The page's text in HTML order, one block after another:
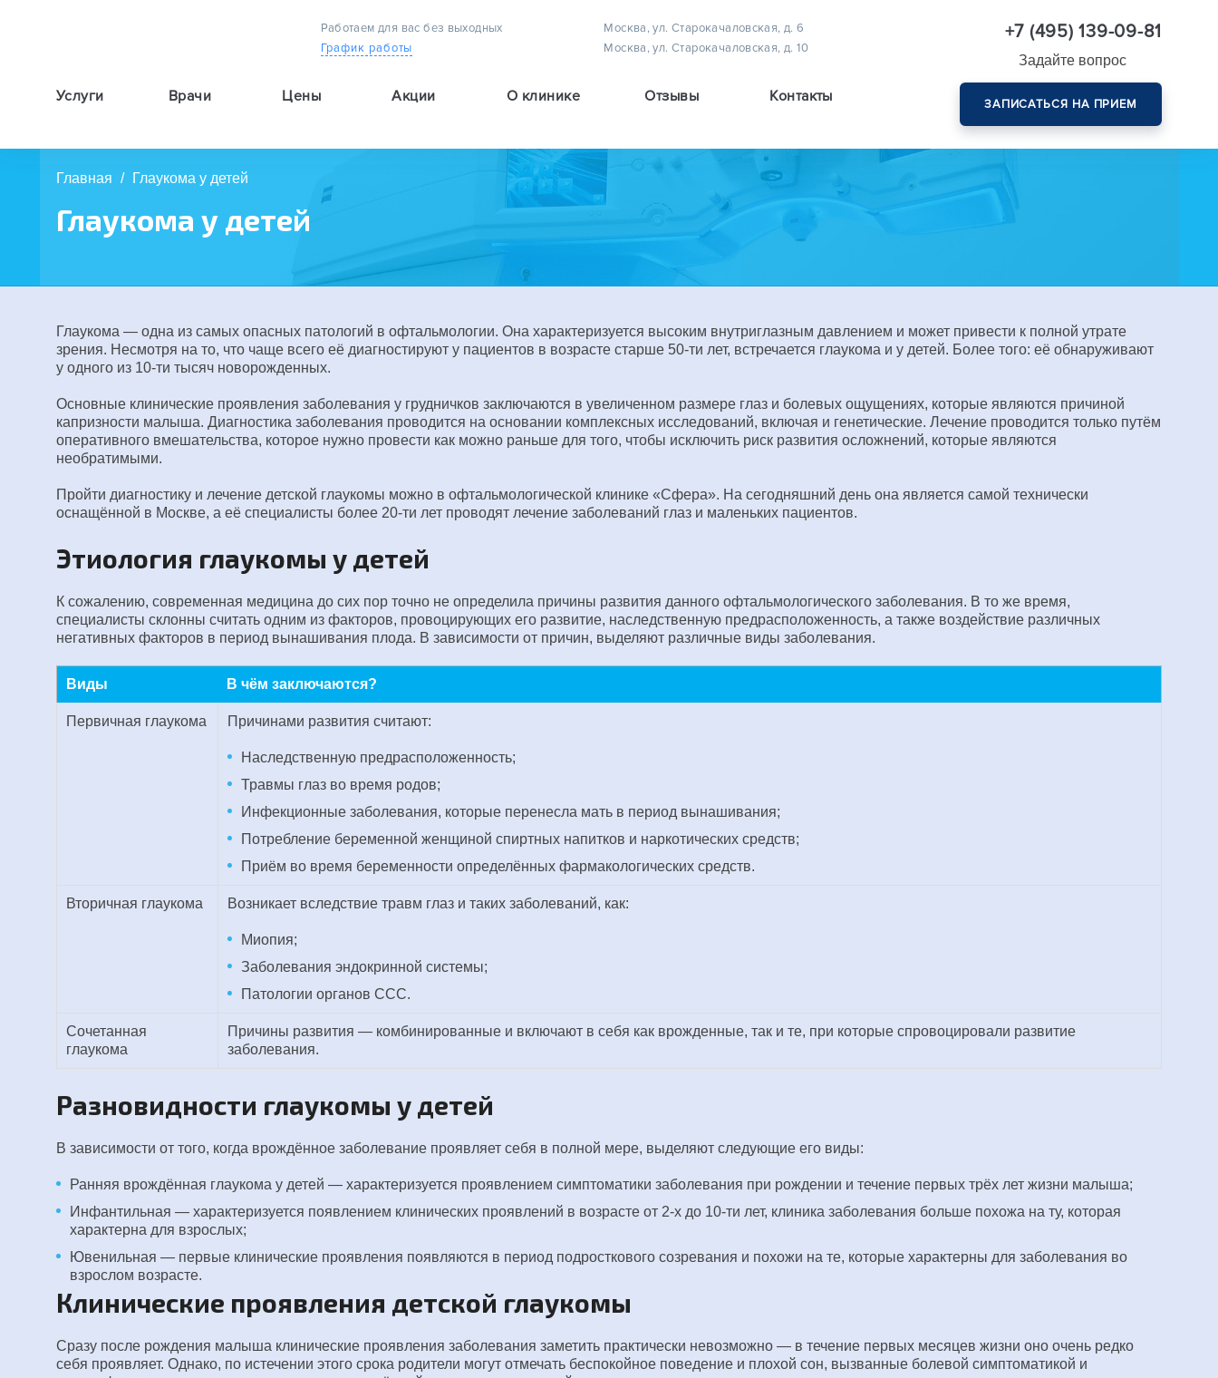
Работаем для вас без выходных
График работы
Москва, ул. Старокачаловская, д. 6
Москва, ул. Старокачаловская, д. 10
Услуги Врачи Цены Акции О клинике Отзывы Контакты
+7 (495) 139-09-81
Задайте вопрос
ЗАПИСАТЬСЯ НА ПРИЕМ
Главная / Глаукома у детей
Глаукома у детей
Глаукома — одна из самых опасных патологий в офтальмологии. Она характеризуется высоким внутриглазным давлением и может привести к полной утрате
зрения. Несмотря на то, что чаще всего её диагностируют у пациентов в возрасте старше 50-ти лет, встречается глаукома и у детей. Более того: её обнаруживают
у одного из 10-ти тысяч новорожденных.
Основные клинические проявления заболевания у грудничков заключаются в увеличенном размере глаз и болевых ощущениях, которые являются причиной
капризности малыша. Диагностика заболевания проводится на основании комплексных исследований, включая и генетические. Лечение проводится только путём
оперативного вмешательства, которое нужно провести как можно раньше для того, чтобы исключить риск развития осложнений, которые являются
необратимыми.
Пройти диагностику и лечение детской глаукомы можно в офтальмологической клинике «Сфера». На сегодняшний день она является самой технически
оснащённой в Москве, а её специалисты более 20-ти лет проводят лечение заболеваний глаз и маленьких пациентов.
Этиология глаукомы у детей
К сожалению, современная медицина до сих пор точно не определила причины развития данного офтальмологического заболевания. В то же время,
специалисты склонны считать одним из факторов, провоцирующих его развитие, наследственную предрасположенность, а также воздействие различных
негативных факторов в период вынашивания плода. В зависимости от причин, выделяют различные виды заболевания.
Виды В чём заключаются?
Первичная глаукома Причинами развития считают:
Наследственную предрасположенность;
Травмы глаз во время родов;
Инфекционные заболевания, которые перенесла мать в период вынашивания;
Потребление беременной женщиной спиртных напитков и наркотических средств;
Приём во время беременности определённых фармакологических средств.
Вторичная глаукома Возникает вследствие травм глаз и таких заболеваний, как:
Миопия;
Заболевания эндокринной системы;
Патологии органов ССС.
Сочетанная
глаукома
Причины развития — комбинированные и включают в себя как врожденные, так и те, при которые спровоцировали развитие
заболевания.
Разновидности глаукомы у детей
В зависимости от того, когда врождённое заболевание проявляет себя в полной мере, выделяют следующие его виды:
Ранняя врождённая глаукома у детей — характеризуется проявлением симптоматики заболевания при рождении и течение первых трёх лет жизни малыша;
Инфантильная — характеризуется появлением клинических проявлений в возрасте от 2-х до 10-ти лет, клиника заболевания больше похожа на ту, которая
характерна для взрослых;
Ювенильная — первые клинические проявления появляются в период подросткового созревания и похожи на те, которые характерны для заболевания во
взрослом возрасте.
Клинические проявления детской глаукомы
Сразу после рождения малыша клинические проявления заболевания заметить практически невозможно — в течение первых месяцев жизни оно очень редко
себя проявляет. Однако, по истечении этого срока родители могут отмечать беспокойное поведение и плохой сон, вызванные болевой симптоматикой и